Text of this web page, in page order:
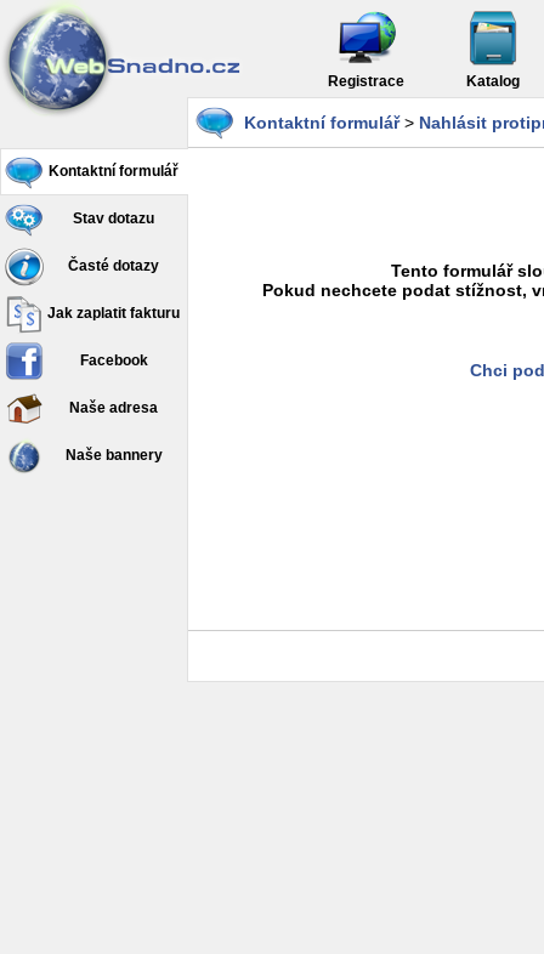
Registrace Katalog
Kontaktní formulář
Stav dotazu
Časté dotazy
Jak zaplatit fakturu
Facebook
Naše adresa
Naše bannery
Kontaktní formulář> Nahlásit
Tento formulář
Pokud nechcete podat stížnost,
Chci